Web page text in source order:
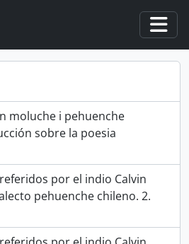
moluche i pehuenche
sobre la poesia
por el indio Calvin
pehuenche chileno. 2.